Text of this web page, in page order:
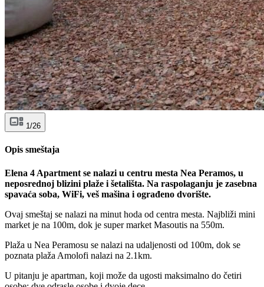
1/26
Opis smeštaja
Elena 4 Apartment se nalazi u centru mesta Nea Peramos, u
neposrednoj blizini plaže i šetališta. Na raspolaganju je zasebna
spavaća soba, WiFi, veš mašina i ograđeno dvorište.
Ovaj smeštaj se nalazi na minut hoda od centra mesta. Najbliži mini
market je na 100m, dok je super market Masoutis na 550m.
Plaža u Nea Peramosu se nalazi na udaljenosti od 100m, dok se
poznata plaža Amolofi nalazi na 2.1km.
U pitanju je apartman, koji može da ugosti maksimalno do četiri